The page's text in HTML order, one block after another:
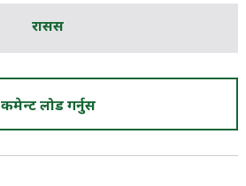
रासस
कमेन्ट लोड गर्नुस